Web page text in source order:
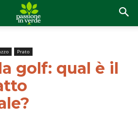
Prato
golf: qual è il